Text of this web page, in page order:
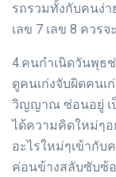
รถรวมทั้งกับคนง่า
เลข 7 เลข 8 ควรจ
4.คนกำเนิดวันพุธ
ดูคนเก่งจับผิดคนเ
วิญญาณ ซ่อนอยู่ เ
ได้ความคิดใหม่ๆอ
อะไรใหม่ๆเข้ากั
ค่อนข้างสลับซับซ้